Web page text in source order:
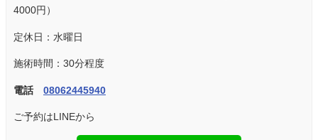
4000円）
定休日：水曜日
施術時間：30分程度
電話 08062445940
ご予約はLINEから